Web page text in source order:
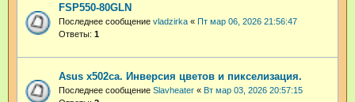
FSP550-80GLN
Последнее сообщение vladzirka « Пт мар 06, 2026 21:56:47
Ответы: 1
Asus x502ca. Инверсия цветов и пикселизация.
Последнее сообщение Slavheater « Вт мар 03, 2026 20:57:15